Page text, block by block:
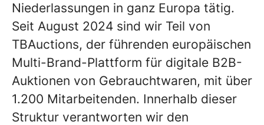
Niederlassungen in ganz Europa tätig.
Seit August 2024 sind wir Teil von
TBAuctions, der führenden europäischen
Multi-Brand-Plattform für digitale B2B-
Auktionen von Gebrauchtwaren, mit über
1.200 Mitarbeitenden. Innerhalb dieser
Struktur verantworten wir den